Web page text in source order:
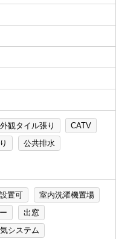
外観タイル張り
CATV
公共排水
置可
室内洗濯機置場
出窓
システム